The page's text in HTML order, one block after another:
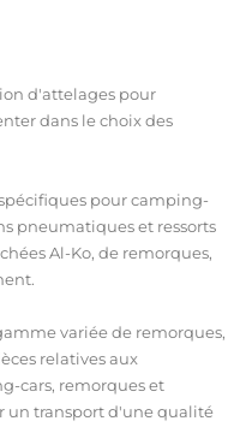
d'attelages pour
dans le choix des
pour camping-
pneumatiques et ressorts
Al-Ko, de remorques,
variée de remorques,
relatives aux
cars, remorques et
un transport d'une qualité